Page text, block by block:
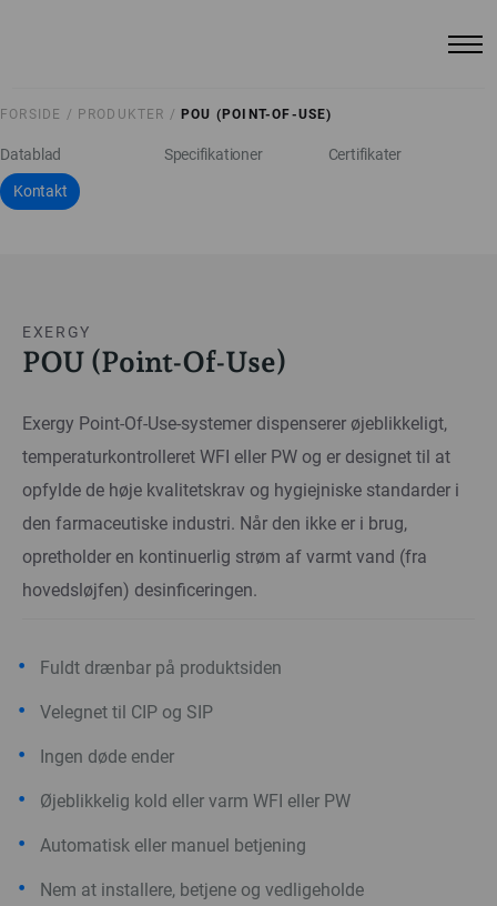
FORSIDE / PRODUKTER / POU (POINT-OF-USE)
Datablad Specifikationer Certifikater
Kontakt
EXERGY
POU (Point-Of-Use)
Exergy Point-Of-Use-systemer dispenserer øjeblikkeligt,
temperaturkontrolleret WFI eller PW og er designet til at
opfylde de høje kvalitetskrav og hygiejniske standarder i
den farmaceutiske industri. Når den ikke er i brug,
opretholder en kontinuerlig strøm af varmt vand (fra
hovedsløjfen) desinficeringen.
Fuldt drænbar på produktsiden
Velegnet til CIP og SIP
Ingen døde ender
Øjeblikkelig kold eller varm WFI eller PW
Automatisk eller manuel betjening
Nem at installere, betjene og vedligeholde